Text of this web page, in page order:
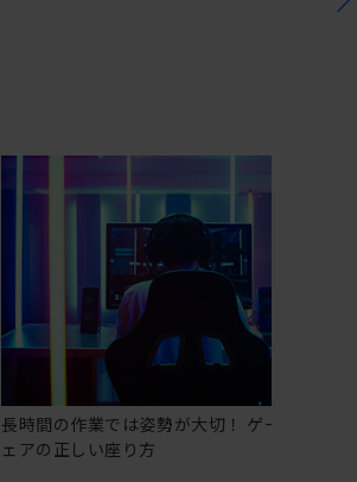
長時間の作業では姿勢が大切！ ゲーミングチ
ェアの正しい座り方